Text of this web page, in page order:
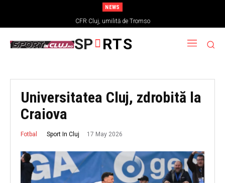
NEWS
CFR Cluj, umilită de Tromso
SP RTS
Universitatea Cluj, zdrobită la
Craiova
Fotbal Sport In Cluj 17 May 2026